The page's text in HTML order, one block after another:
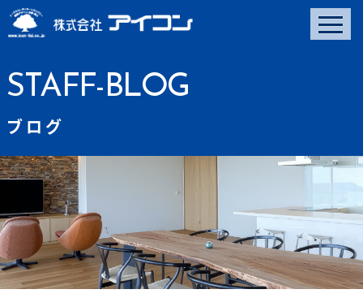
STAFF-BLOG
ブログ